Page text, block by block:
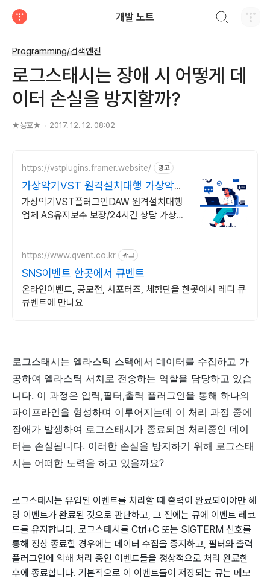
개발 노트
Programming/검색엔진
로그스태시는 장애 시 어떻게 데
이터 손실을 방지할까?
★용호★ 2017. 12. 12. 08:02
https://vstplugins.framer.website/ 광고
가상악기VST 원격설치대행 가상악기
플러그인 원격설치대행
가상악기VST플러그인DAW 원격설치대행
업체 AS유지보수 보장/24시간 상담 가상악
https://www.qvent.co.kr 광고
SNS이벤트 한곳에서 큐벤트
온라인이벤트, 공모전, 서포터즈, 체험단을 한곳에서 레디 큐
큐벤트에 만나요
로그스태시는 엘라스틱 스택에서 데이터를 수집하고 가
공하여 엘라스틱 서치로 전송하는 역할을 담당하고 있습
니다. 이 과정은 입력,필터,출력 플러그인을 통해 하나의
파이프라인을 형성하며 이루어지는데 이 처리 과정 중에
장애가 발생하여 로그스태시가 종료되면 처리중인 데이
터는 손실됩니다. 이러한 손실을 방지하기 위해 로그스태
시는 어떠한 노력을 하고 있을까요?
로그스태시는 유입된 이벤트를 처리할 때 출력이 완료되어야만 해
당 이벤트가 완료된 것으로 판단하고, 그 전에는 큐에 이벤트 레코
드를 유지합니다. 로그스태시를 Ctrl+C 또는 SIGTERM 신호를
통해 정상 종료할 경우에는 데이터 수집을 중지하고, 필터와 출력
플러그인에 의해 처리 중인 이벤트들을 정상적으로 처리 완료한
후에 종료합니다. 기본적으로 이 이벤트들이 저장되는 큐는 메모